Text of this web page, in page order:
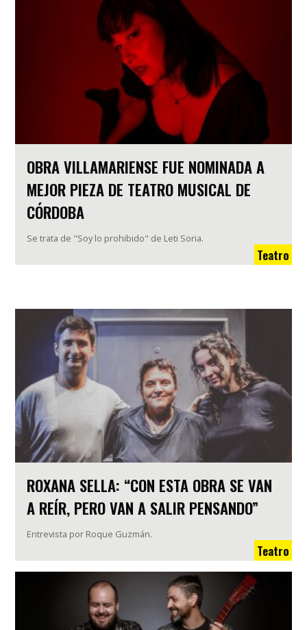
OBRA VILLAMARIENSE FUE NOMINADA A
MEJOR PIEZA DE TEATRO MUSICAL DE
CÓRDOBA
Se trata de "Soy lo prohibido" de Leti Soria.
Teatro
ROXANA SELLA: “CON ESTA OBRA SE VAN
A REÍR, PERO VAN A SALIR PENSANDO”
Entrevista por Roque Guzmán.
Teatro